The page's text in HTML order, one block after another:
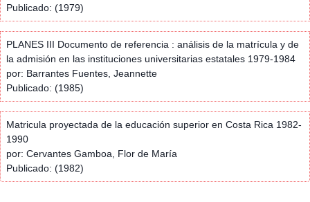
Publicado: (1979)
PLANES III Documento de referencia : análisis de la matrícula y de
la admisión en las instituciones universitarias estatales 1979-1984
por: Barrantes Fuentes, Jeannette
Publicado: (1985)
Matricula proyectada de la educación superior en Costa Rica 1982-
1990
por: Cervantes Gamboa, Flor de María
Publicado: (1982)